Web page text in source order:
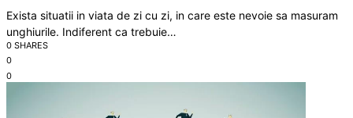
Exista situatii in viata de zi cu zi, in care este nevoie sa masuram
unghiurile. Indiferent ca trebuie…
0 SHARES
0
0